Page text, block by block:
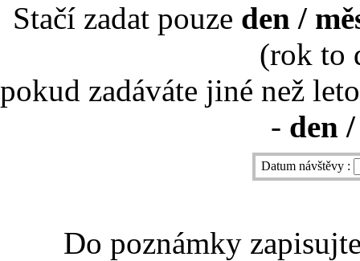
Stačí zadat pouze den /
(rok to
pokud zadáváte jiné než
- den
Datum návštěvy :
Do poznámky